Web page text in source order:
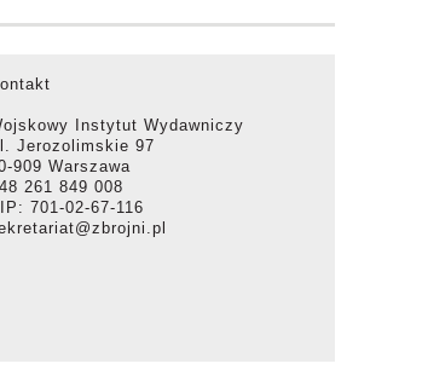
Instytut Wydawniczy
Jerozolimskie 97
909 Warszawa
261 849 008
701-02-67-116